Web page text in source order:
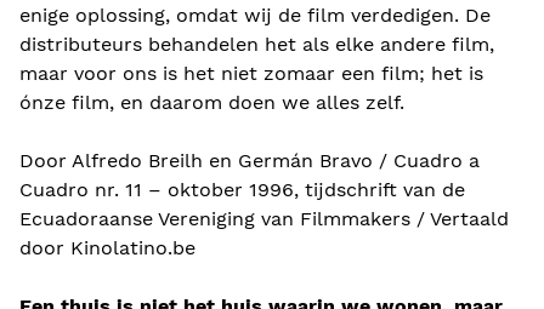
enige oplossing, omdat wij de film verdedigen. De
distributeurs behandelen het als elke andere film,
maar voor ons is het niet zomaar een film; het is
ónze film, en daarom doen we alles zelf.
Door Alfredo Breilh en Germán Bravo / Cuadro a
Cuadro nr. 11 – oktober 1996, tijdschrift van de
Ecuadoraanse Vereniging van Filmmakers / Vertaald
door Kinolatino.be